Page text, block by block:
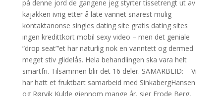
på denne jord de gangene jeg styrter tissetrengt ut av
kajakken ivrig etter å late vannet snarest mulig
kontaktanonse singles dating site gratis dating sites
ingen kredittkort mobil sexy video – men det geniale
”drop seat”’et har naturlig nok en vanntett og dermed
meget stiv glidelås. Hela behandlingen ska vara helt
smärtfri. Tilsammen blir det 16 deler. SAMARBEID: – Vi
har hatt et fruktbart samarbeid med SinkabergHansen
og Rørvik Kulde gjennom mange år, sier Frode Berg,